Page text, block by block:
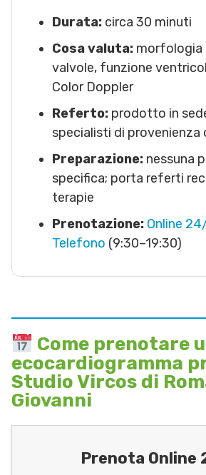
Durata: circa 30 minuti
Cosa valuta: morfologia
valvole, funzione
Color Doppler
Referto: prodotto in
specialisti di provenienza
Preparazione: nessuna
specifica; porta referti
terapie
Prenotazione: Online
Telefono (9:30–19:30)
Come prenotare
ecocardiogramma
Studio Vircos di
Giovanni
Prenota Online